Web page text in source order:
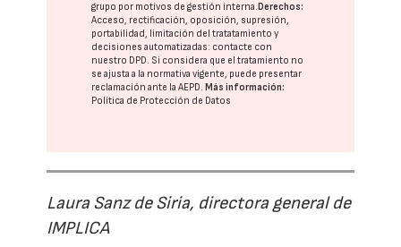
grupo por motivos de gestión interna. Derechos:
Acceso, rectificación, oposición, supresión,
portabilidad, limitación del tratatamiento y
decisiones automatizadas: contacte con
nuestro DPD. Si considera que el tratamiento no
se ajusta a la normativa vigente, puede presentar
reclamación ante laAEPD. Más información:
Política de Protección de Datos
Laura Sanz de Siria, directora general de
IMPLICA